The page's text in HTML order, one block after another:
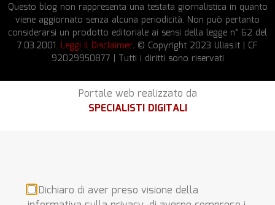
Questo blog non rappresenta una testata giornalistica in quanto
viene aggiornato senza alcuna periodicità. Non può pertanto
considerarsi un prodotto editoriale ai sensi della legge n° 62 del
7.03.2001. Leggi il Disclaimer. © Copyright 2023 Ulias.it | CF
92029950877 | Tutti i diritti sono riservati
Portale web realizzato da
SPECIALISTI DIGITALI
Dichiaro di aver preso visione della